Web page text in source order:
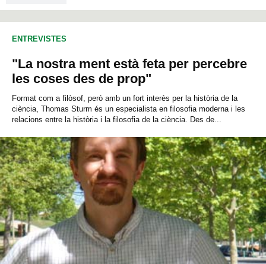
ENTREVISTES
"La nostra ment està feta per percebre
les coses des de prop"
Format com a filòsof, però amb un fort interès per la història de la
ciència, Thomas Sturm és un especialista en filosofia moderna i les
relacions entre la història i la filosofia de la ciència. Des de...